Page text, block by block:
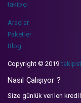
takipçi
Araçlar
Paketler
Blog
Copyright © 2019
Nasıl Çalışıyor ?
Size günlük verilen